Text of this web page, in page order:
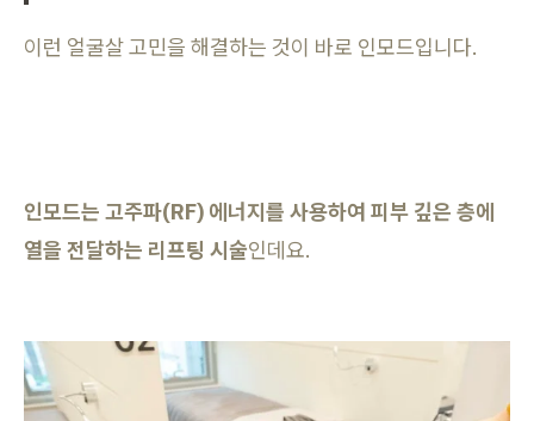
이런 얼굴살 고민을 해결하는 것이 바로 인모드입니다.
인모드는 고주파(RF) 에너지를 사용하여 피부 깊은 층에
열을 전달하는 리프팅 시술인데요.